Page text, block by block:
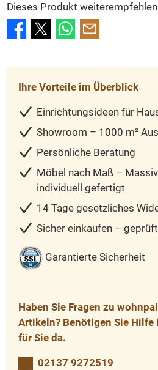
Dieses Produkt
Ihre Vorteile im Überblick
Einrichtungsideen für
Showroom – 1000 m²
Persönliche Beratung
Möbel nach Maß –
individuell gefertigt
14 Tage gesetzliches
Sicher einkaufen –
Garantierte Sicherheit
Haben Sie Fragen zu
Artikeln? Benötigen Sie Hilfe
für Sie da.
02137 9272519